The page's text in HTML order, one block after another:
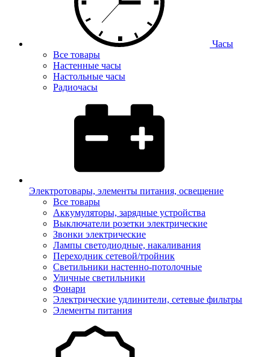
Часы
Все товары
Настенные часы
Настольные часы
Радиочасы
Электротовары, элементы питания, освещение
Все товары
Аккумуляторы, зарядные устройства
Выключатели розетки электрические
Звонки электрические
Лампы светодиодные, накаливания
Переходник сетевой/тройник
Светильники настенно-потолочные
Уличные светильники
Фонари
Электрические удлинители, сетевые фильтры
Элементы питания